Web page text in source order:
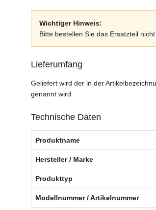
Wichtiger Hinweis:
Bitte bestellen Sie das Ersatzteil
Lieferumfang
Geliefert wird der in der
genannt wird.
Technische Daten
Produktname
Hersteller / Marke
Produkttyp
Modellnummer / Artikelnummer